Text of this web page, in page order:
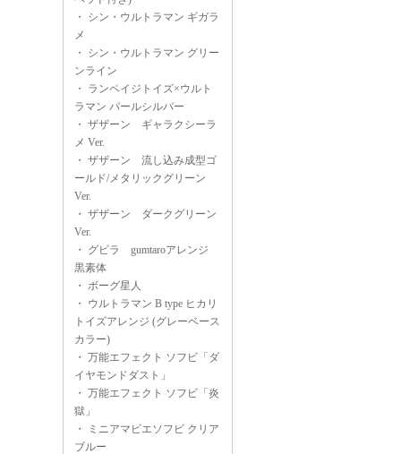
・ シン・ウルトラマン ギガラ
メ
・ シン・ウルトラマン グリー
ンライン
・ ランペイジトイズ×ウルト
ラマン パールシルバー
・ ザザーン ギャラクシーラ
メ Ver.
・ ザザーン 流し込み成型ゴ
ールド/メタリックグリーン
Ver.
・ ザザーン ダークグリーン
Ver.
・ グビラ gumtaroアレンジ
黒素体
・ ボーグ星人
・ ウルトラマン B type ヒカリ
トイズアレンジ (グレーベース
カラー)
・ 万能エフェクト ソフビ「ダ
イヤモンドダスト」
・ 万能エフェクト ソフビ「炎
獄」
・
ミニアマビエソフビ クリア
ブルー